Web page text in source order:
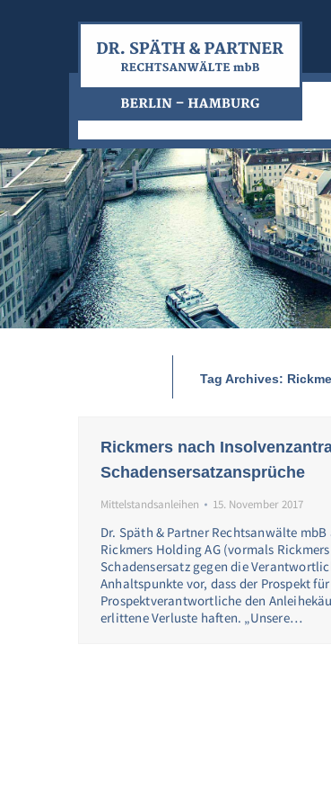
Tag Archives:
Rickmers nach
Schadensersatzansprüche
Mittelstandsanleihen 15. November 2017
Dr. Späth & Partner Rechtsanwälte
Rickmers Holding AG (vormals
Schadensersatz gegen die
Anhaltspunkte vor, dass der Prospekt
Prospektverantwortliche den
erlittene Verluste haften. „Unsere…